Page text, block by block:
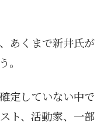
あくまで新井氏が
。
定していない中で
ト、活動家、一部